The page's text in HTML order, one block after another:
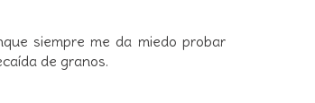
siempre me da miedo probar
de granos.